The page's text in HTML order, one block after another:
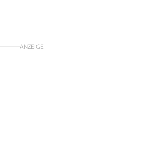
ANZEIGE